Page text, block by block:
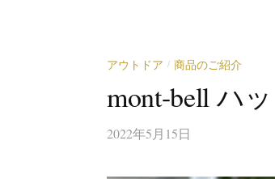
アウトドア / 商品のご紹介
mont-bell ハ
2022年5月15日